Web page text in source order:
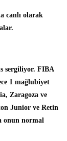
canlı olarak
sergiliyor. FIBA
1 mağlubiyet
Zaragoza ve
Junior ve Retin
onun normal